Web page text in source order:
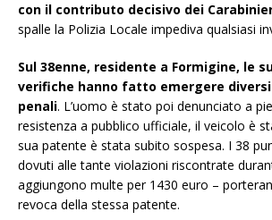
con il contributo decisivo dei
spalle la Polizia Locale impediva qualsiasi
Sul 38enne, residente a Formigine, le
verifiche hanno fatto emergere
penali. L’uomo è stato poi denunciato a
resistenza a pubblico ufficiale, il veicolo è
sua patente è stata subito sospesa. I 38
dovuti alle tante violazioni riscontrate
aggiungono multe per 1430 euro –
revoca della stessa patente.